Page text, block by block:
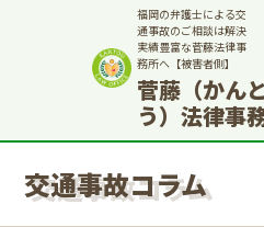
福岡の弁護士による交
通事故のご相談は解決
実績豊富な菅藤法律事
務所へ【被害者側】
菅藤（かんと
う）法律事
交通事故コラム